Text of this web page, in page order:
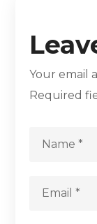
Your email
Required